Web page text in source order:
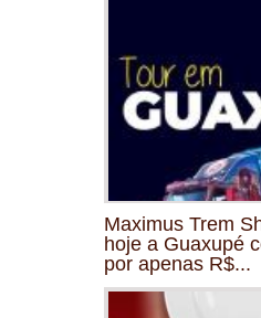
Maximus Trem
hoje a Guaxupé
por apenas R$...